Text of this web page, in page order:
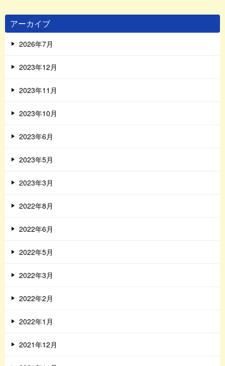
アーカイブ
2026年7月
2023年12月
2023年11月
2023年10月
2023年6月
2023年5月
2023年3月
2022年8月
2022年6月
2022年5月
2022年3月
2022年2月
2022年1月
2021年12月